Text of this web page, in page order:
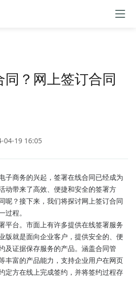
？网上签订合同
04-19 16:05
子商务的兴起，签署在线合同已经成为
动带来了高效、便捷和安全的签署方
呢？接下来，我们将探讨网上签订合同
过程。
平台。市面上有许多提供在线签署服务
版就是面向企业客户，提供安全的、便
及证据保存服务的产品。涵盖合同管
丰富的产品能力，支持企业用户在网页
定方在线上完成签约，并将签约过程存